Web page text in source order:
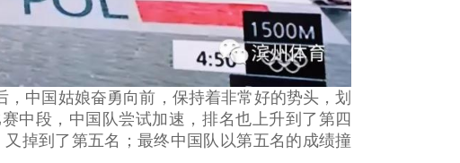
中国姑娘奋勇向前，保持着非常好的势头，划
中段，中国队尝试加速，排名也上升到了第四
掉到了第五名；最终中国队以第五名的成绩撞